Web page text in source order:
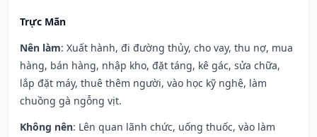
Trực Mãn
Nên làm: Xuất hành, đi đường thủy, cho vay, thu nợ, mua
hàng, bán hàng, nhập kho, đặt táng, kê gác, sửa chữa,
lắp đặt máy, thuê thêm người, vào học kỹ nghệ, làm
chuồng gà ngỗng vịt.
Không nên: Lên quan lãnh chức, uống thuốc, vào làm